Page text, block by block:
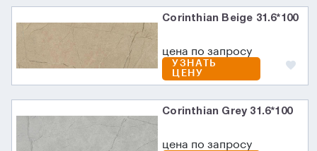
Corinthian Beige 31.6*100
цена по запросу
УЗНАТЬ
ЦЕНУ
Corinthian Grey 31.6*100
цена по запросу